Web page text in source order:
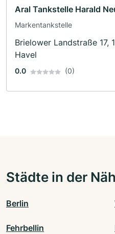
Aral Tankstelle Harald
Markentankstelle
Brielower Landstraße 17,
Havel
0.0 (0)
Städte in der
Berlin
Fehrbellin